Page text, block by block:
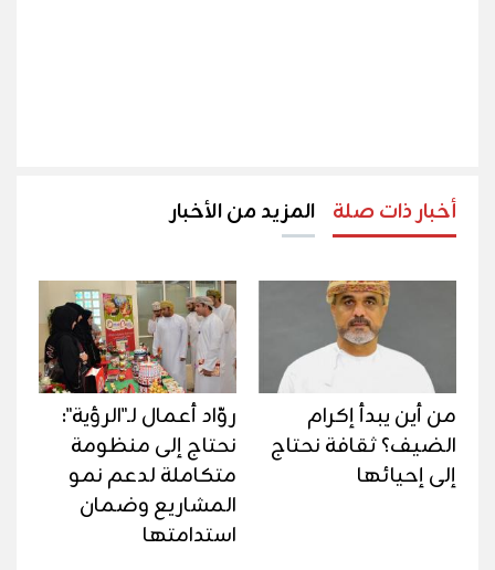
أخبار ذات صلة المزيد من الأخبار
من أين يبدأ إكرام
الضيف؟ ثقافة نحتاج
إلى إحيائها
روّاد أعمال لـ"الرؤية":
نحتاج إلى منظومة
متكاملة لدعم نمو
المشاريع وضمان
استدامتها